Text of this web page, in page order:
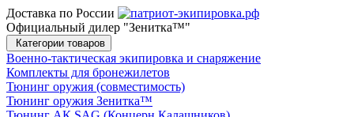
Доставка по России
Официальный дилер "Зенитка™"
Категории товаров
Военно-тактическая экипировка и снаряжение
Комплекты для бронежилетов
Тюнинг оружия (совместимость)
Тюнинг оружия Зенитка™